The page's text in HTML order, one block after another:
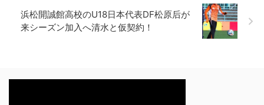
浜松開誠館高校のU18日本代表DF松原后が
来シーズン加入へ清水と仮契約！